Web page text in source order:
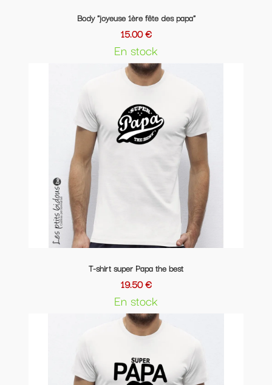
Body "joyeuse 1ère fête des papa"
15.00 €
En stock
T-shirt super Papa the best
19.50 €
En stock